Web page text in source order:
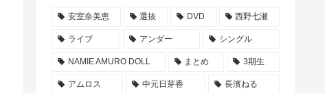
安室奈美恵 選抜 DVD 西野七瀬
ライブ アンダー シングル
NAMIE AMURO DOLL まとめ 3期生
アムロス 中元日芽香 長濱ねる